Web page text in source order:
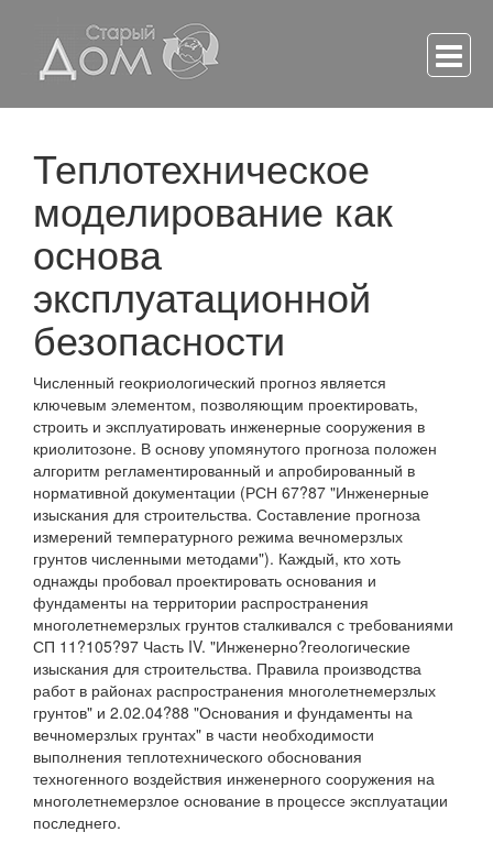
Теплотехническое
моделирование как
основа
эксплуатационной
безопасности
Численный геокриологический прогноз является
ключевым элементом, позволяющим проектировать,
строить и эксплуатировать инженерные сооружения в
криолитозоне. В основу упомянутого прогноза положен
алгоритм регламентированный и апробированный в
нормативной документации (РСН 67?87 "Инженерные
изыскания для строительства. Составление прогноза
измерений температурного режима вечномерзлых
грунтов численными методами"). Каждый, кто хоть
однажды пробовал проектировать основания и
фундаменты на территории распространения
многолетнемерзлых грунтов сталкивался с требованиями
СП 11?105?97 Часть IV. "Инженерно?геологические
изыскания для строительства. Правила производства
работ в районах распространения многолетнемерзлых
грунтов" и 2.02.04?88 "Основания и фундаменты на
вечномерзлых грунтах" в части необходимости
выполнения теплотехнического обоснования
техногенного воздействия инженерного сооружения на
многолетнемерзлое основание в процессе эксплуатации
последнего.